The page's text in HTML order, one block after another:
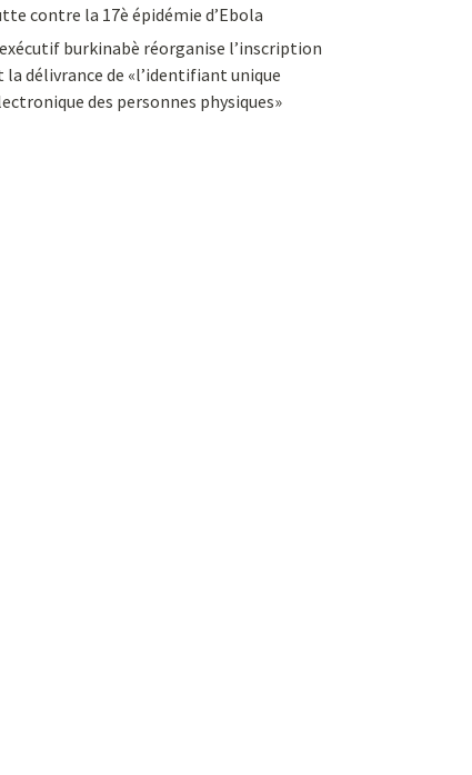
contre la 17è épidémie d’Ebola
burkinabè réorganise l’inscription
la délivrance de «l’identifiant unique
des personnes physiques»